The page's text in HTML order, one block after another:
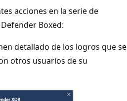
acciones en la serie de
Boxed:
detallado de los logros que se
otros usuarios de su